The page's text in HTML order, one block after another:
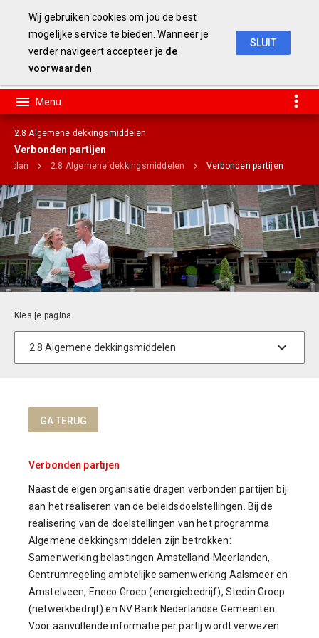
2.8 Algemene dekkingsmiddelen
Verbonden partijen
2.8 Algemene dekkingsmiddelen Verbonden partijen
Verbonden partijen
Naast de eigen organisatie dragen verbonden partijen bij
aan het realiseren van de beleidsdoelstellingen. Bij de
realisering van de doelstellingen van het programma
Algemene dekkingsmiddelen zijn betrokken:
Samenwerking belastingen Amstelland-Meerlanden,
Centrumregeling ambtelijke samenwerking Aalsmeer en
Amstelveen, Eneco Groep (energiebedrijf), Stedin Groep
(netwerkbedrijf) en NV Bank Nederlandse Gemeenten.
Voor aanvullende informatie per partij wordt verwezen
Wij gebruiken cookies om jou de best
mogelijke service te bieden. Wanneer je
verder navigeert accepteer je de
voorwaarden
SLUIT